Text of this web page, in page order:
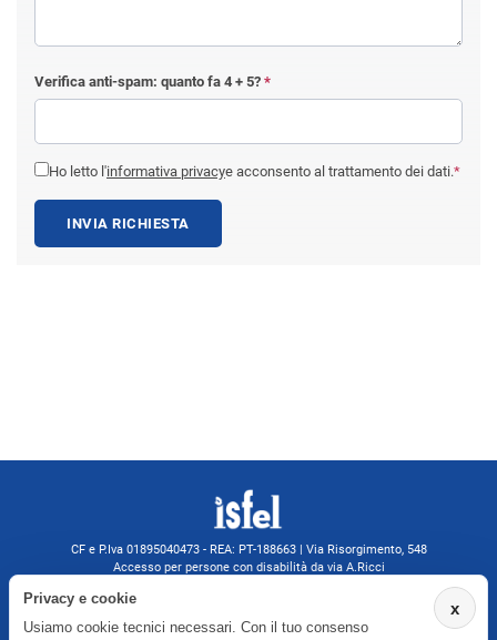
Verifica anti-spam: quanto fa 4 + 5? *
Ho letto l'informativa privacye acconsento al trattamento dei dati.*
INVIA RICHIESTA
CF e P.Iva 01895040473 - REA: PT-188663 | Via Risorgimento, 548
Accesso per persone con disabilità da via A.Ricci
isfel@pec.it
x
Privacy e cookie
Usiamo cookie tecnici necessari. Con il tuo consenso